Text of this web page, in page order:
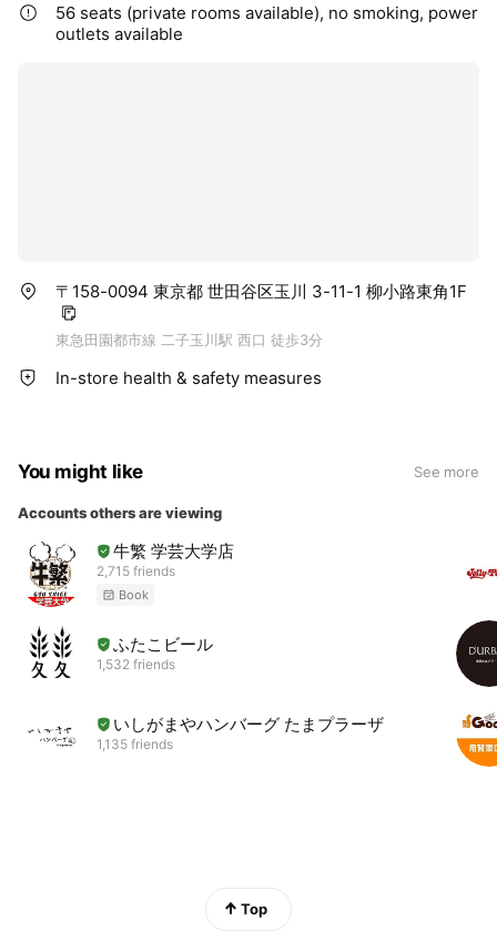
56 seats (private rooms available), no smoking, power
outlets available
〒158-0094 東京都 世田谷区玉川 3-11-1 柳小路東角1F
東急田園都市線 二子玉川駅 西口 徒歩3分
In-store health & safety measures
You might like See more
Accounts others are viewing
牛繁 学芸大学店
2,715 friends
Book
ふたこビール
1,532 friends
いしがまやハンバーグ たまプラーザ
1,135 friends
Top